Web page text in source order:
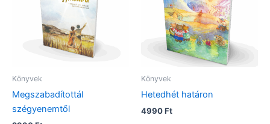
Könyvek
Megszabadítottál
szégyenemtől
Könyvek
Hetedhét határon
4990Ft